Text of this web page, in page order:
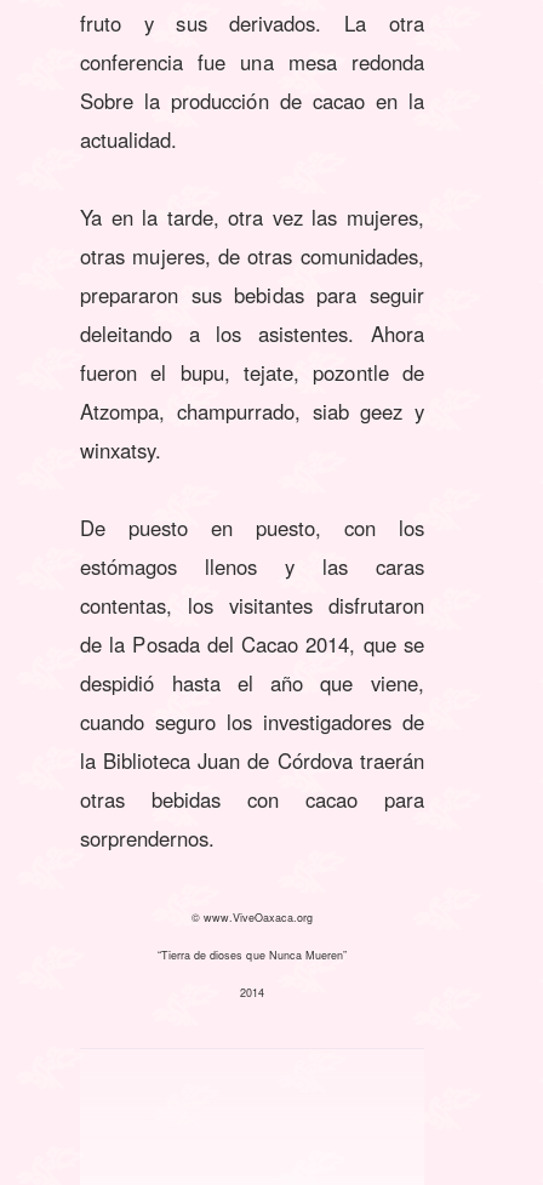
fruto y sus derivados. La otra
conferencia fue una mesa redonda
Sobre la producción de cacao en la
actualidad.
Ya en la tarde, otra vez las mujeres,
otras mujeres, de otras comunidades,
prepararon sus bebidas para seguir
deleitando a los asistentes. Ahora
fueron el bupu, tejate, pozontle de
Atzompa, champurrado, siab geez y
winxatsy.
De puesto en puesto, con los
estómagos llenos y las caras
contentas, los visitantes disfrutaron
de la Posada del Cacao 2014, que se
despidió hasta el año que viene,
cuando seguro los investigadores de
la Biblioteca Juan de Córdova traerán
otras bebidas con cacao para
sorprendernos.
© www.ViveOaxaca.org
“Tierra de dioses que Nunca Mueren”
2014